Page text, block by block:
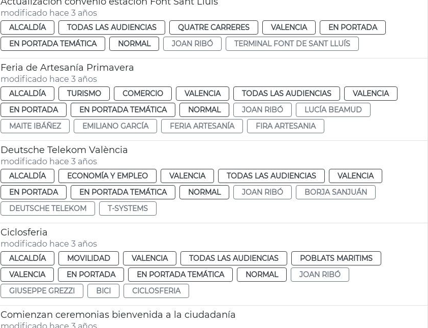
modificado hace 3 años
ALCALDÍA TODAS LAS AUDIENCIAS QUATRE CARRERES VALENCIA
EN PORTADA
EN PORTADA TEMÁTICA
NORMAL JOAN RIBÓ TERMINAL FONT DE SANT LLUÍS
Feria de Artesanía Primavera
modificado hace 3 años
ALCALDÍA TURISMO COMERCIO VALENCIA TODAS LAS AUDIENCIAS
VALENCIA
EN PORTADA
EN PORTADA TEMÁTICA NORMAL JOAN RIBÓ
LUCÍA BEAMUD
MAITE IBÁÑEZ
EMILIANO GARCÍA FERIA ARTESANÍA FIRA ARTESANIA
Deutsche Telekom València
modificado hace 3 años
ALCALDÍA ECONOMÍA Y EMPLEO VALENCIA TODAS LAS AUDIENCIAS
VALENCIA
EN PORTADA
EN PORTADA TEMÁTICA NORMAL JOAN RIBÓ
BORJA SANJUÁN
DEUTSCHE TELEKOM
T-SYSTEMS
Ciclosferia
modificado hace 3 años
ALCALDÍA MOVILIDAD VALENCIA TODAS LAS AUDIENCIAS
POBLATS MARITIMS
VALENCIA
EN PORTADA EN PORTADA TEMÁTICA NORMAL
JOAN RIBÓ
GIUSEPPE GREZZI
BICI CICLOSFERIA
Comienzan ceremonias bienvenida a la ciudadanía